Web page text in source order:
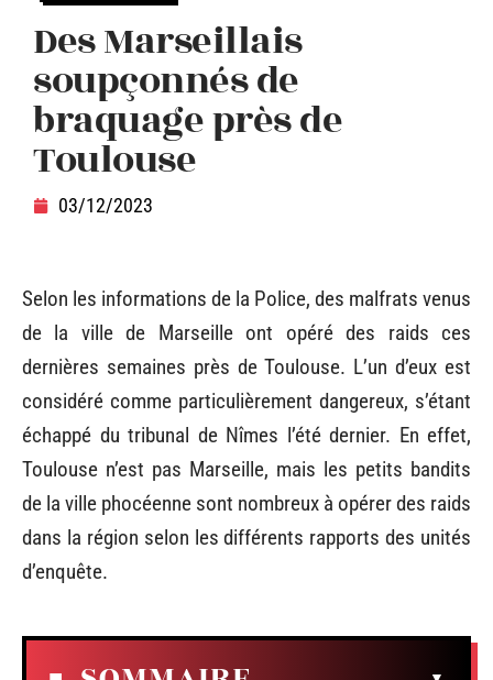
Des Marseillais
soupçonnés de
braquage près de
Toulouse
03/12/2023
Selon les informations de la Police, des malfrats venus
de la ville de Marseille ont opéré des raids ces
dernières semaines près de Toulouse. L’un d’eux est
considéré comme particulièrement dangereux, s’étant
échappé du tribunal de Nîmes l’été dernier. En effet,
Toulouse n’est pas Marseille, mais les petits bandits
de la ville phocéenne sont nombreux à opérer des raids
dans la région selon les différents rapports des unités
d’enquête.